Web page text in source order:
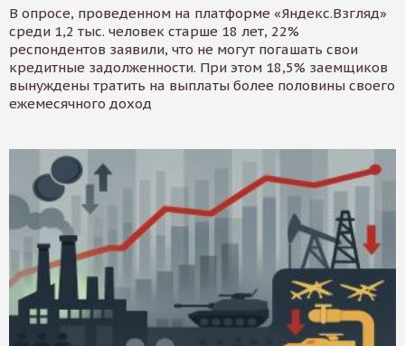
В опросе, проведенном на платформе «Яндекс.Взгляд»
среди 1,2 тыс. человек старше 18 лет, 22%
респондентов заявили, что не могут погашать свои
кредитные задолженности. При этом 18,5% заемщиков
вынуждены тратить на выплаты более половины своего
ежемесячного доход